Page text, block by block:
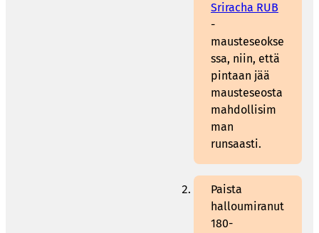
Sriracha RUB
-
mausteseokse
ssa, niin, että
pintaan jää
mausteseosta
mahdollisim
man
runsaasti.
Paista
halloumiranut
180-